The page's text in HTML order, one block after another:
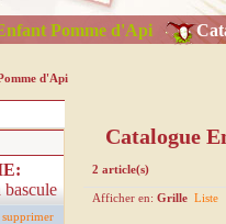
Pomme d'Api
d'Api
Catalogue
2 article(s)
Afficher en: Grille Liste
supprimer